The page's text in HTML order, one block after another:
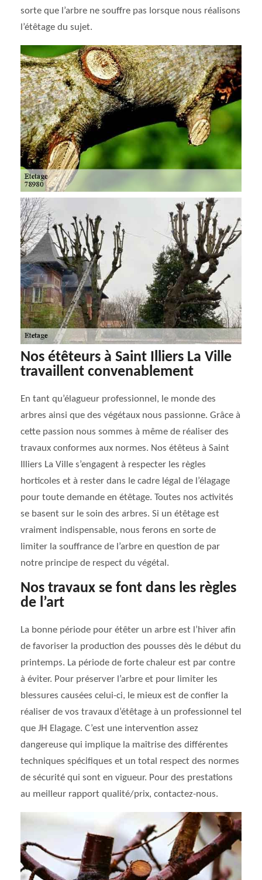
sorte que l’arbre ne souffre pas lorsque nous réalisons
l’étêtage du sujet.
Nos étêteurs à Saint Illiers La Ville
travaillent convenablement
En tant qu’élagueur professionnel, le monde des
arbres ainsi que des végétaux nous passionne. Grâce à
cette passion nous sommes à même de réaliser des
travaux conformes aux normes. Nos étêteus à Saint
Illiers La Ville s’engagent à respecter les règles
horticoles et à rester dans le cadre légal de l’élagage
pour toute demande en étêtage. Toutes nos activités
se basent sur le soin des arbres. Si un étêtage est
vraiment indispensable, nous ferons en sorte de
limiter la souffrance de l’arbre en question de par
notre principe de respect du végétal.
Nos travaux se font dans les règles
de l’art
La bonne période pour étêter un arbre est l’hiver afin
de favoriser la production des pousses dès le début du
printemps. La période de forte chaleur est par contre
à éviter. Pour préserver l’arbre et pour limiter les
blessures causées celui-ci, le mieux est de confier la
réaliser de vos travaux d’étêtage à un professionnel tel
que JH Elagage. C’est une intervention assez
dangereuse qui implique la maîtrise des différentes
techniques spécifiques et un total respect des normes
de sécurité qui sont en vigueur. Pour des prestations
au meilleur rapport qualité/prix, contactez-nous.